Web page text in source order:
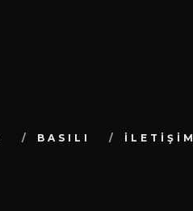
BASILI İLETİŞİM